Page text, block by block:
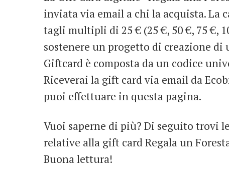
inviata via email a chi la acquista. La
tagli multipli di 25 € (25 €, 50 €, 75 €,
sostenere un progetto di creazione di
Giftcard è composta da un codice
Riceverai la gift card via email da
puoi effettuare in questa pagina.
Vuoi saperne di più? Di seguito trovi
relative alla gift card Regala un
Buona lettura!